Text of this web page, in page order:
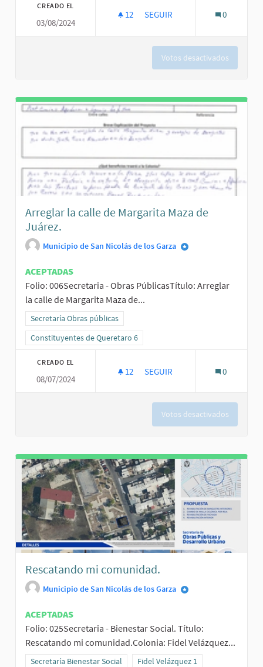
CREADO EL
03/08/2024
12 12 SEGUIDORAS
SEGUIR 0
Votos desactivados
Arreglar la calle de Margarita Maza de
Juárez.
Municipio de San Nicolás de los Garza
ACEPTADAS
Folio: 006Secretaria - Obras PúblicasTítulo: Arreglar
la calle de Margarita Maza de...
Resultados al filtrar por la categoría: Secretaría Obras públicas
Secretaría Obras públicas
Resultados al filtrar por el ámbito: Constituyentes de Queretaro 6
Constituyentes de Queretaro 6
CREADO EL
08/07/2024
12 12 SEGUIDORAS
SEGUIR 0
Votos desactivados
Rescatando mi comunidad.
Municipio de San Nicolás de los Garza
ACEPTADAS
Folio: 025Secretaria - Bienestar Social. Título:
Rescatando mi comunidad.Colonia: Fidel Velázquez...
Resultados al filtrar por la categoría: Secretaría Bienestar Social
Secretaría Bienestar Social Resultados al filtrar por el ámbito:
Fidel Velázquez 1